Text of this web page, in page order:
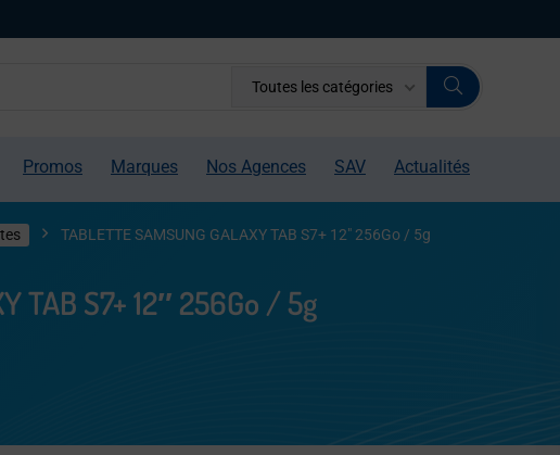
Toutes les catégories
Promos Marques Nos Agences SAV Actualités
TABLETTE SAMSUNG GALAXY TAB S7+ 12″ 256Go / 5g
TAB S7+ 12″ 256Go / 5g